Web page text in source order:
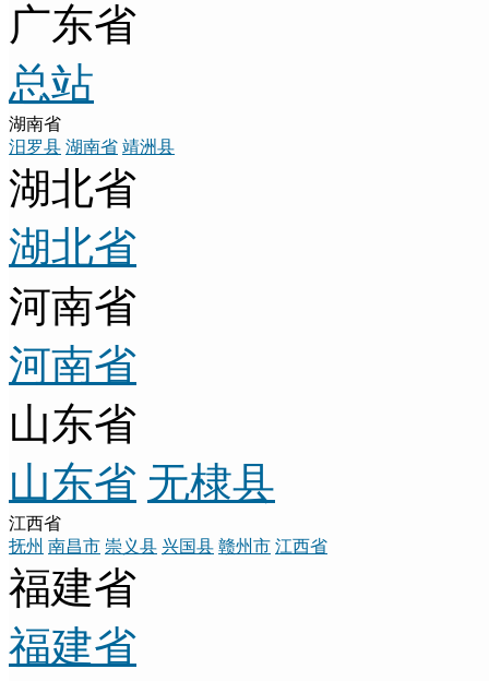
广东省
总站
湖南省
汨罗县 湖南省 靖洲县
湖北省
湖北省
河南省
河南省
山东省
山东省 无棣县
江西省
抚州 南昌市 崇义县 兴国县 赣州市 江西省
福建省
福建省